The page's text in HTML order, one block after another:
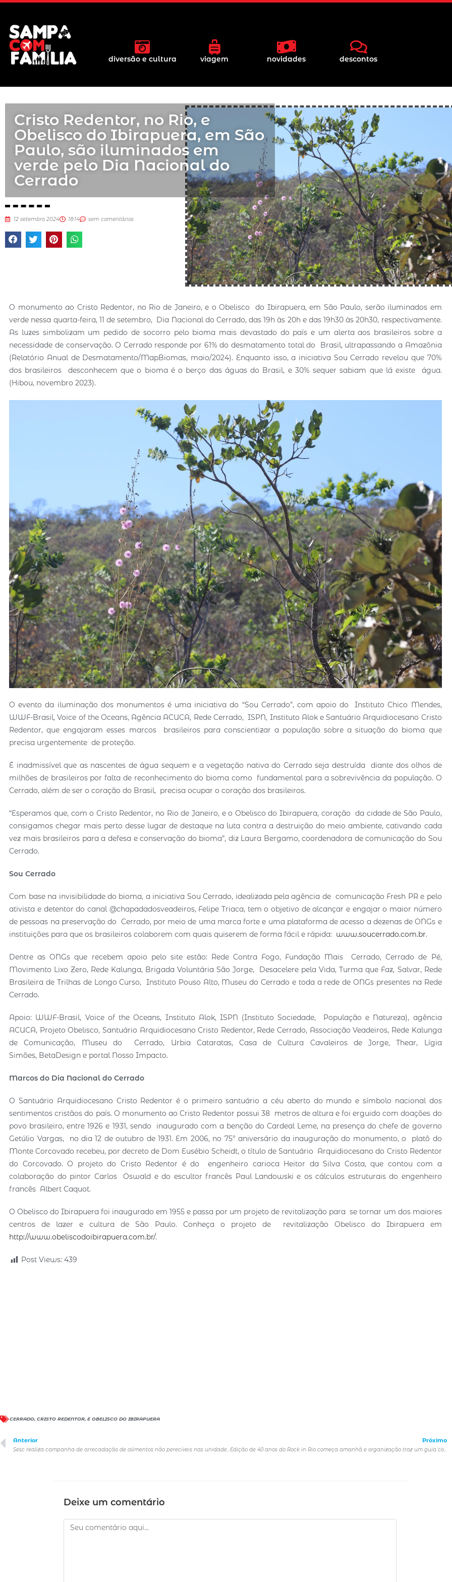
diversão e cultura viagem novidades descontos
Cristo Redentor, no Rio, e
Obelisco do Ibirapuera, em São
Paulo, são iluminados em
verde pelo Dia Nacional do
Cerrado
12 setembro 2024 18:14 sem comentários
O monumento ao Cristo Redentor, no Rio de Janeiro, e o Obelisco do Ibirapuera, em São Paulo, serão iluminados em
verde nessa quarta-feira, 11 de setembro, Dia Nacional do Cerrado, das 19h às 20h e das 19h30 às 20h30, respectivamente.
As luzes simbolizam um pedido de socorro pelo bioma mais devastado do país e um alerta aos brasileiros sobre a
necessidade de conservação. O Cerrado responde por 61% do desmatamento total do Brasil, ultrapassando a Amazônia
(Relatório Anual de Desmatamento/MapBiomas, maio/2024). Enquanto isso, a iniciativa Sou Cerrado revelou que 70%
dos brasileiros desconhecem que o bioma é o berço das águas do Brasil, e 30% sequer sabiam que lá existe água.
(Hibou, novembro 2023).
O evento da iluminação dos monumentos é uma iniciativa do “Sou Cerrado”, com apoio do Instituto Chico Mendes,
WWF-Brasil, Voice of the Oceans, Agência ACUCA, Rede Cerrado, ISPN, Instituto Alok e Santuário Arquidiocesano Cristo
Redentor, que engajaram esses marcos brasileiros para conscientizar a população sobre a situação do bioma que
precisa urgentemente de proteção.
É inadmissível que as nascentes de água sequem e a vegetação nativa do Cerrado seja destruída diante dos olhos de
milhões de brasileiros por falta de reconhecimento do bioma como fundamental para a sobrevivência da população. O
Cerrado, além de ser o coração do Brasil, precisa ocupar o coração dos brasileiros.
“Esperamos que, com o Cristo Redentor, no Rio de Janeiro, e o Obelisco do Ibirapuera, coração da cidade de São Paulo,
consigamos chegar mais perto desse lugar de destaque na luta contra a destruição do meio ambiente, cativando cada
vez mais brasileiros para a defesa e conservação do bioma”, diz Laura Bergamo, coordenadora de comunicação do Sou
Cerrado.
Sou Cerrado
Com base na invisibilidade do bioma, a iniciativa Sou Cerrado, idealizada pela agência de comunicação Fresh PR e pelo
ativista e detentor do canal @chapadadosveadeiros, Felipe Triaca, tem o objetivo de alcançar e engajar o maior número
de pessoas na preservação do Cerrado, por meio de uma marca forte e uma plataforma de acesso a dezenas de ONGs e
instituições para que os brasileiros colaborem com quais quiserem de forma fácil e rápida: www.soucerrado.com.br.
Dentre as ONGs que recebem apoio pelo site estão: Rede Contra Fogo, Fundação Mais Cerrado, Cerrado de Pé,
Movimento Lixo Zero, Rede Kalunga, Brigada Voluntária São Jorge, Desacelere pela Vida, Turma que Faz, Salvar, Rede
Brasileira de Trilhas de Longo Curso, Instituto Pouso Alto, Museu do Cerrado e toda a rede de ONGs presentes na Rede
Cerrado.
Apoio: WWF-Brasil, Voice of the Oceans, Instituto Alok, ISPN (Instituto Sociedade, População e Natureza), agência
ACUCA, Projeto Obelisco, Santuário Arquidiocesano Cristo Redentor, Rede Cerrado, Associação Veadeiros, Rede Kalunga
de Comunicação, Museu do Cerrado, Urbia Cataratas, Casa de Cultura Cavaleiros de Jorge, Thear, Lígia
Simões, BetaDesign e portal Nosso Impacto.
Marcos do Dia Nacional do Cerrado
O Santuário Arquidiocesano Cristo Redentor é o primeiro santuário a céu aberto do mundo e símbolo nacional dos
sentimentos cristãos do país. O monumento ao Cristo Redentor possui 38 metros de altura e foi erguido com doações do
povo brasileiro, entre 1926 e 1931, sendo inaugurado com a benção do Cardeal Leme, na presença do chefe de governo
Getúlio Vargas, no dia 12 de outubro de 1931. Em 2006, no 75° aniversário da inauguração do monumento, o platô do
Monte Corcovado recebeu, por decreto de Dom Eusébio Scheidt, o título de Santuário Arquidiocesano do Cristo Redentor
do Corcovado. O projeto do Cristo Redentor é do engenheiro carioca Heitor da Silva Costa, que contou com a
colaboração do pintor Carlos Oswald e do escultor francês Paul Landowski e os cálculos estruturais do engenheiro
francês Albert Caquot.
O Obelisco do Ibirapuera foi inaugurado em 1955 e passa por um projeto de revitalização para se tornar um dos maiores
centros de lazer e cultura de São Paulo. Conheça o projeto de revitalização Obelisco do Ibirapuera em
http://www.obeliscodoibirapuera.com.br/.
Post Views: 439
CERRADO, CRISTO REDENTOR, E OBELISCO DO IBIRAPUERA
Anterior Próximo
Deixe um comentário